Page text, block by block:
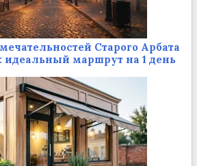
Старого Арбата
идеальный маршрут на 1 день